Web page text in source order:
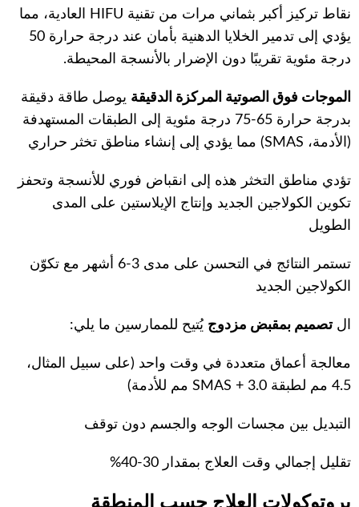
نقاط تركيز أكبر بثماني مرات من تقنية HIFU العادية، مما
يؤدي إلى تدمير الخلايا الدهنية بأمان عند درجة حرارة 50
درجة مئوية تقريبًا دون الإضرار بالأنسجة المحيطة.
الموجات فوق الصوتية المركزة الدقيقة يوصل طاقة دقيقة
بدرجة حرارة 65-75 درجة مئوية إلى الطبقات المستهدفة
(الأدمة، SMAS) مما يؤدي إلى إنشاء مناطق تخثر حراري
تؤدي مناطق التخثر هذه إلى انقباض فوري للأنسجة وتحفز
تكوين الكولاجين الجديد وإنتاج الإيلاستين على المدى
الطويل
تستمر النتائج في التحسن على مدى 3-6 أشهر مع تكوّن
الكولاجين الجديد
التصميم بمقبض مزدوج يُتيح للممارسين ما يلي:
معالجة أعماق متعددة في وقت واحد (على سبيل المثال،
4.5 مم لطبقة SMAS + 3.0 مم للأدمة)
التبديل بين مجسات الوجه والجسم دون توقف
تقليل إجمالي وقت العلاج بمقدار 30-40%
بروتوكولات العلاج حسب المنطقة